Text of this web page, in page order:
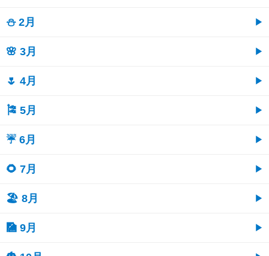
⛄ 2月
🌸 3月
🌷 4月
🎏 5月
☔ 6月
🌻 7月
🏖 8月
🎑 9月